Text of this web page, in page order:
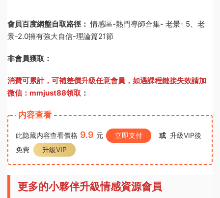
會員百度網盤自取路徑： 情感區-熱門導師合集- 老景- 5、老
景-2.0擁有強大自信-理論篇21節
非會員獲取：
消費可累計，可補差價升級任意會員， 如遇課程鏈接失效請加
微信：mmjust88領取 ：
内容查看
此隐藏内容查看價格 9.9 元 立即支付 或 升級VIP後
免費
升級VIP
更多的小夥伴升級情感資源會員